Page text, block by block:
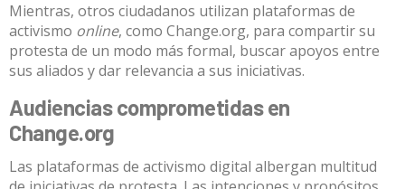
Mientras, otros ciudadanos utilizan plataformas de
activismo online, como Change.org, para compartir su
protesta de un modo más formal, buscar apoyos entre
sus aliados y dar relevancia a sus iniciativas.
Audiencias comprometidas en
Change.org
Las plataformas de activismo digital albergan multitud